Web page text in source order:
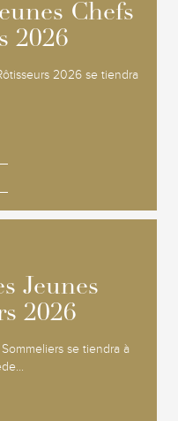
Chefs
2026
2026 se tiendra
Chefs
2026
Jeunes
2026
se tiendra à
Jeunes
2026